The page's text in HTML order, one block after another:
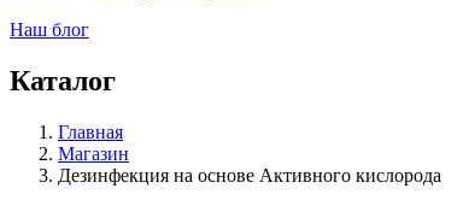
Наш блог
Каталог
Главная
Магазин
Дезинфекция на основе Активного кислорода